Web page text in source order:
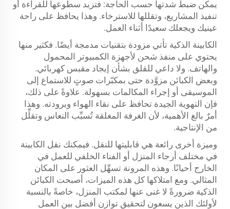
يمكن ضبط شدتها حسب الحاجة: فتزيد سطوعها للقراءة أو
تنفيذ المشاريع، وتقللها للاسترخاء. وهذا يحافظ على راحة
عينيك ويجعلك سعيدًا أثناء العمل.
الكابينة الذكية تأتي مزودة بتقنيات مدمجة أيضًا. فكثير منها
يحتوي على منفذ شحن لأجهزة الكمبيوتر المحمول
والهاتف. ولا داعي للقلق بشأن إيجاد مقبس كهربائي.
وبعض الكبائن مزوَّدة حتى بمكبّرات صوتٍ للاستماع إلى
الموسيقى أو إجراء المكالمات بسهولة. علاوةً على ذلك،
فإن التهوية الجيدة تحافظ على نقاء الهواء وبرودته. وهذا
أمرٌ بالغ الأهمية، لأن الغرفة المغلقة تُسبِّب النعاس وتقلِّل
من الإنتاجية.
وميزة أخرى رائعة هي قابليتها للنقل. فيمكنك نقل الكابينة
في مختلف أرجاء المنزل أو الفناء الخلفي للعمل في
الخارج أحيانًا. وهذه المرونة تسهِّل العثور على المكان
المثالي. ومع امتلاكها كل هذه الميزات، أصبحت الكبائن
الذكية ضرورةً لا غنى عنها لمكتب المنزل، خاصةً بالنسبة
لأولئك الذين يسعون لتحقيق توازن أفضل بين العمل